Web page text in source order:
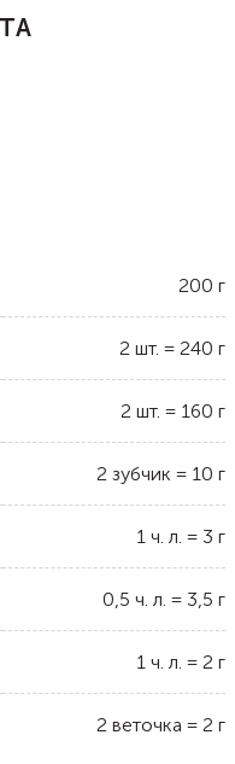
200 г
2 шт. = 240 г
2 шт. = 160 г
2 зубчик = 10 г
1 ч. л. = 3 г
0,5 ч. л. = 3,5 г
1 ч. л. = 2 г
2 веточка = 2 г